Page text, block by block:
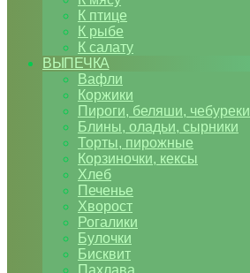
К птице
К рыбе
К салату
ВЫПЕЧКА
Вафли
Коржики
Пироги, беляши, чебуреки
Блины, оладьи, сырники
Торты, пирожные
Корзиночки, кексы
Хлеб
Печенье
Хворост
Рогалики
Булочки
Бисквит
Пахлава